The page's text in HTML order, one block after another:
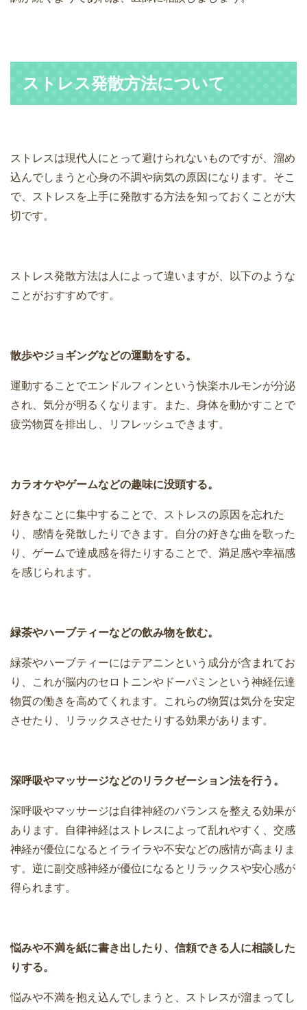
ストレス発散方法について
ストレスは現代人にとって避けられないものですが、溜め
込んでしまうと心身の不調や病気の原因になります。そこ
で、ストレスを上手に発散する方法を知っておくことが大
切です。
ストレス発散方法は人によって違いますが、以下のような
ことがおすすめです。
散歩やジョギングなどの運動をする。
運動することでエンドルフィンという快楽ホルモンが分泌
され、気分が明るくなります。また、身体を動かすことで
疲労物質を排出し、リフレッシュできます。
カラオケやゲームなどの趣味に没頭する。
好きなことに集中することで、ストレスの原因を忘れた
り、感情を発散したりできます。自分の好きな曲を歌った
り、ゲームで達成感を得たりすることで、満足感や幸福感
を感じられます。
緑茶やハーブティーなどの飲み物を飲む。
緑茶やハーブティーにはテアニンという成分が含まれてお
り、これが脳内のセロトニンやドーパミンという神経伝達
物質の働きを高めてくれます。これらの物質は気分を安定
させたり、リラックスさせたりする効果があります。
深呼吸やマッサージなどのリラクゼーション法を行う。
深呼吸やマッサージは自律神経のバランスを整える効果が
あります。自律神経はストレスによって乱れやすく、交感
神経が優位になるとイライラや不安などの感情が高まりま
す。逆に副交感神経が優位になるとリラックスや安心感が
得られます。
悩みや不満を紙に書き出したり、信頼できる人に相談した
りする。
悩みや不満を抱え込んでしまうと、ストレスが溜まってし